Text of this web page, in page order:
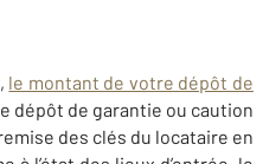
le montant de votre dépôt de
dépôt de garantie ou caution
des clés du locataire en